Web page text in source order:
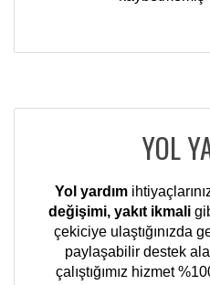
YOL
Yol yardım
değişimi, yakıt ikmali
çekiciye ulaştığınızda
paylaşabilir destek
çalıştığımız hizmet